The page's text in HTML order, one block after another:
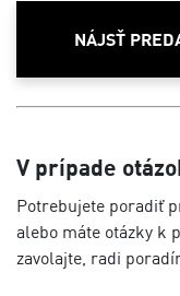
NÁJSŤ
V prípade
Potrebujete poradiť
alebo máte otázky k
zavolajte, radi